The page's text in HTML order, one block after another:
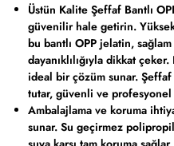
Üstün Kalite Şeffaf Bantlı
güvenilir hale getirin.
bu bantlı OPP jelatin, sağlam
dayanıklılığıyla dikkat
ideal bir çözüm sunar.
tutar, güvenli ve
Ambalajlama ve koruma
sunar. Su geçirmez